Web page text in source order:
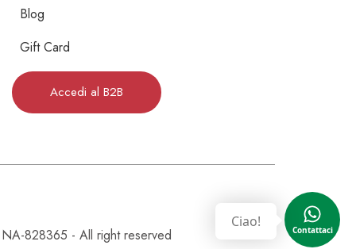
Blog
Gift Card
Accedi al B2B
828365 - All right reserved Contattaci
Ciao!